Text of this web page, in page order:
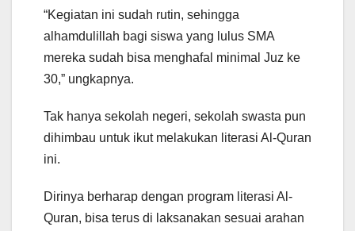
“Kegiatan ini sudah rutin, sehingga
alhamdulillah bagi siswa yang lulus SMA
mereka sudah bisa menghafal minimal Juz ke
30,” ungkapnya.
Tak hanya sekolah negeri, sekolah swasta pun
dihimbau untuk ikut melakukan literasi Al-Quran
ini.
Dirinya berharap dengan program literasi Al-
Quran, bisa terus di laksanakan sesuai arahan